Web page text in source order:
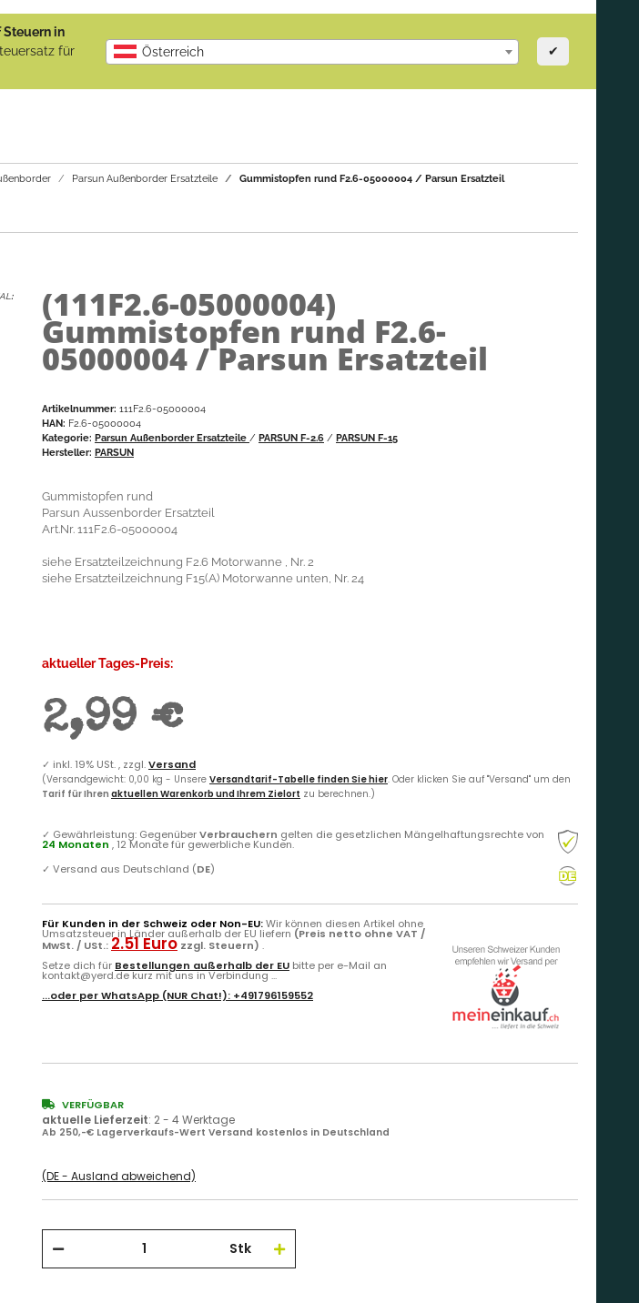
Steuern in
für
Österreich ✔
Parsun Außenborder Ersatzteile Gummistopfen rund F2.6-05000004 / Parsun Ersatzteil
: (111F2.6-05000004)
Gummistopfen rund F2.6-
05000004 / Parsun Ersatzteil
Artikelnummer: 111F2.6-05000004
HAN: F2.6-05000004
Kategorie: Parsun Außenborder Ersatzteile / PARSUN F-2.6 / PARSUN F-15
Hersteller: PARSUN
Gummistopfen rund
Parsun Aussenborder Ersatzteil
Art.Nr. 111F2.6-05000004
siehe Ersatzteilzeichnung F2.6 Motorwanne , Nr. 2
siehe Ersatzteilzeichnung F15(A) Motorwanne unten, Nr. 24
aktueller Tages-Preis:
2,99 €
✓ inkl. 19% USt. , zzgl.Versand
(Versandgewicht: 0,00 kg - Unsere Versandtarif-Tabelle finden Sie hier. Oder klicken Sie auf "Versand" um den
Tarif für Ihren aktuellen Warenkorb und Ihrem Zielort zu berechnen.)
✓ Gewährleistung: GegenüberVerbrauchern gelten die gesetzlichen Mängelhaftungsrechte von
24 Monaten , 12 Monate für gewerbliche Kunden.
✓ Versand aus Deutschland (DE)
Für Kunden in der Schweiz oder Non-EU:Wir können diesen Artikel ohne
Umsatzsteuer in Länder außerhalb der EU liefern (Preis netto ohne VAT /
MwSt. / USt.: 2.51 Euro zzgl. Steuern) .
Setze dich für Bestellungen außerhalb der EU bitte per e-Mail an
kontakt@yerd.de kurz mit uns in Verbindung ...
...oder perWhatsApp (NUR Chat!): +491796159552
VERFÜGBAR
aktuelle Lieferzeit: 2 - 4 Werktage
Ab 250,-€ Lagerverkaufs-Wert Versand kostenlos in Deutschland
(DE - Ausland abweichend)
Stk